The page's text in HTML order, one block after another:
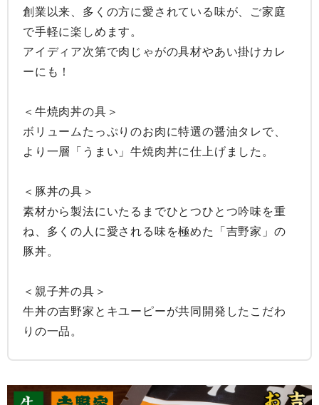
創業以来、多くの方に愛されている味が、ご家庭
で手軽に楽しめます。
アイディア次第で肉じゃがの具材やあい掛けカレ
ーにも！
＜牛焼肉丼の具＞
ボリュームたっぷりのお肉に特選の醤油タレで、
より一層「うまい」牛焼肉丼に仕上げました。
＜豚丼の具＞
素材から製法にいたるまでひとつひとつ吟味を重
ね、多くの人に愛される味を極めた「吉野家」の
豚丼。
＜親子丼の具＞
牛丼の吉野家とキユーピーが共同開発したこだわ
りの一品。